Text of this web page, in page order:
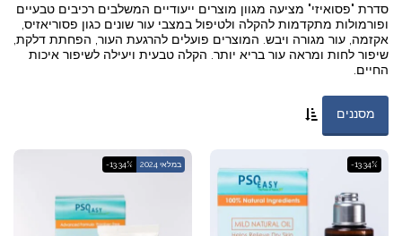
סדרת "פסואיזי" מציעה מגוון מוצרים ייעודיים המשלבים רכיבים טבעיים
ופורמולות מתקדמות להקלה ולטיפול במצבי עור שונים כגון פסוריאזיס,
אקזמה, עור מגורה ויבש. המוצרים פועלים להרגעת העור, הפחתת דלקת,
שיפור לחות ומראה עור בריא יותר. הקלה טבעית ויעילה לשיפור איכות
החיים.
מסננים
-13.34% במלאי 2024 -13.34%